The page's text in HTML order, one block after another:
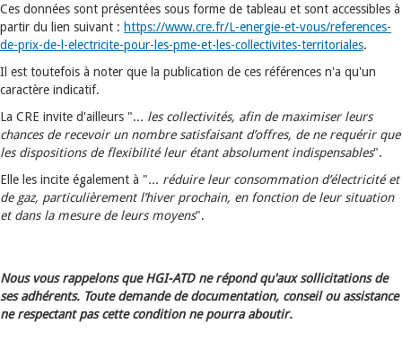
Ces données sont présentées sous forme de tableau et sont accessibles à
partir du lien suivant : https://www.cre.fr/L-energie-et-vous/references-
de-prix-de-l-electricite-pour-les-pme-et-les-collectivites-territoriales.
Il est toutefois à noter que la publication de ces références n'a qu'un
caractère indicatif.
La CRE invite d'ailleurs "... les collectivités, afin de maximiser leurs
chances de recevoir un nombre satisfaisant d’offres, de ne requérir que
les dispositions de flexibilité leur étant absolument indispensables".
Elle les incite également à "... réduire leur consommation d’électricité et
de gaz, particulièrement l’hiver prochain, en fonction de leur situation
et dans la mesure de leurs moyens".
Nous vous rappelons que HGI-ATD ne répond qu'aux sollicitations de
ses adhérents. Toute demande de documentation, conseil ou assistance
ne respectant pas cette condition ne pourra aboutir.